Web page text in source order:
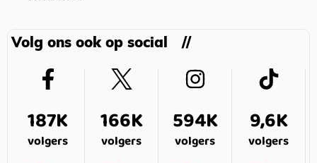
Volg ons ook op social
187K
volgers
166K
volgers
594K
volgers
9,6K
volgers